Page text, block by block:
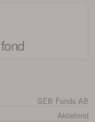
fond
SEB Funds AB
Aktiefond